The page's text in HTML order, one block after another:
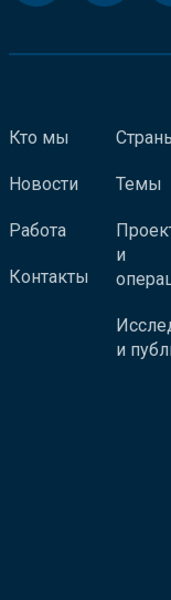
Кто мы
Новости
Работа
Контакты
Темы
и
и